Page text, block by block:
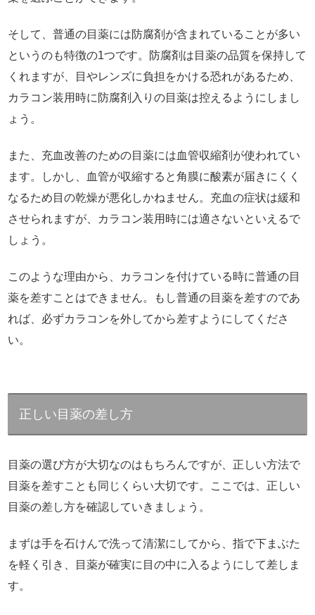
そして、普通の目薬には防腐剤が含まれていることが多い
というのも特徴の1つです。防腐剤は目薬の品質を保持して
くれますが、目やレンズに負担をかける恐れがあるため、
カラコン装用時に防腐剤入りの目薬は控えるようにしまし
ょう。
また、充血改善のための目薬には血管収縮剤が使われてい
ます。しかし、血管が収縮すると角膜に酸素が届きにくく
なるため目の乾燥が悪化しかねません。充血の症状は緩和
させられますが、カラコン装用時には適さないといえるで
しょう。
このような理由から、カラコンを付けている時に普通の目
薬を差すことはできません。もし普通の目薬を差すのであ
れば、必ずカラコンを外してから差すようにしてくださ
い。
正しい目薬の差し方
目薬の選び方が大切なのはもちろんですが、正しい方法で
目薬を差すことも同じくらい大切です。ここでは、正しい
目薬の差し方を確認していきましょう。
まずは手を石けんで洗って清潔にしてから、指で下まぶた
を軽く引き、目薬が確実に目の中に入るようにして差しま
す。